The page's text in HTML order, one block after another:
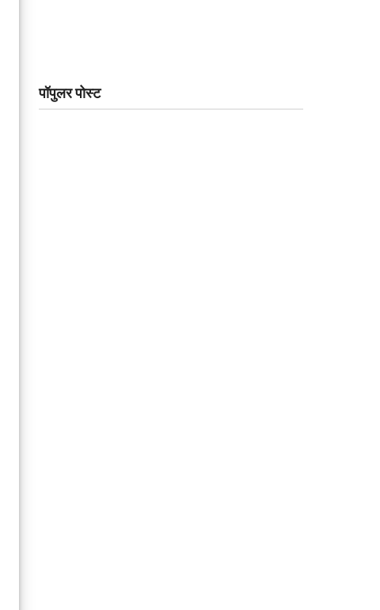
पॉपुलर पोस्ट